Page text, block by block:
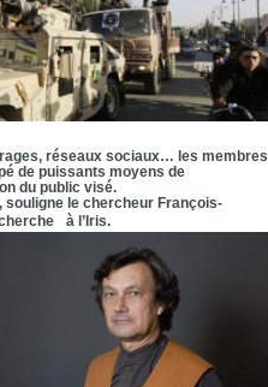
réseaux sociaux… les membres
de puissants moyens de
du public visé.
souligne le chercheur François-
à l’Iris.